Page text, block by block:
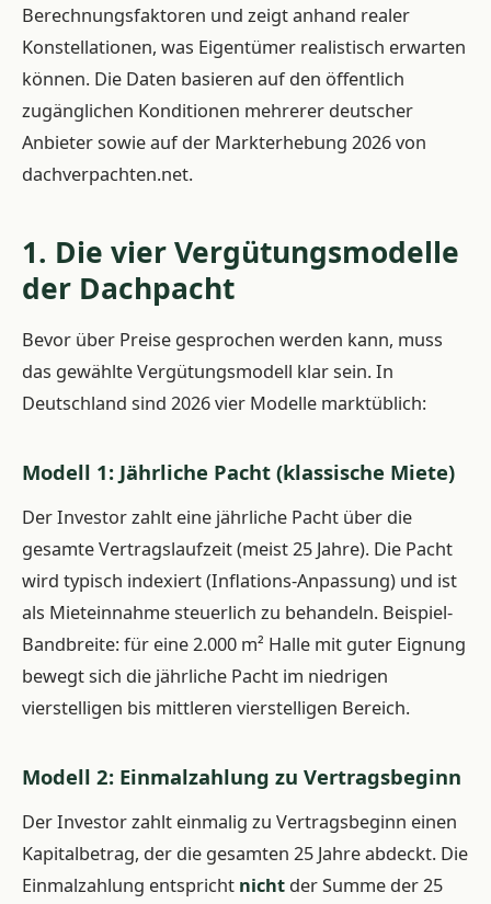
Berechnungsfaktoren und zeigt anhand realer
Konstellationen, was Eigentümer realistisch erwarten
können. Die Daten basieren auf den öffentlich
zugänglichen Konditionen mehrerer deutscher
Anbieter sowie auf der Markterhebung 2026 von
dachverpachten.net.
1. Die vier Vergütungsmodelle
der Dachpacht
Bevor über Preise gesprochen werden kann, muss
das gewählte Vergütungsmodell klar sein. In
Deutschland sind 2026 vier Modelle marktüblich:
Modell 1: Jährliche Pacht (klassische Miete)
Der Investor zahlt eine jährliche Pacht über die
gesamte Vertragslaufzeit (meist 25 Jahre). Die Pacht
wird typisch indexiert (Inflations-Anpassung) und ist
als Mieteinnahme steuerlich zu behandeln. Beispiel-
Bandbreite: für eine 2.000 m² Halle mit guter Eignung
bewegt sich die jährliche Pacht im niedrigen
vierstelligen bis mittleren vierstelligen Bereich.
Modell 2: Einmalzahlung zu Vertragsbeginn
Der Investor zahlt einmalig zu Vertragsbeginn einen
Kapitalbetrag, der die gesamten 25 Jahre abdeckt. Die
Einmalzahlung entspricht nicht der Summe der 25